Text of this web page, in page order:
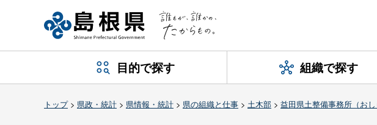
目的で探す 組織で探す
トップ> 県政・統計 > 県情報・統計 > 県の組織と仕事 > 土木部 > 益田県土整備事務所（おし